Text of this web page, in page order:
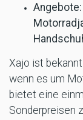
Xajo ist
wenn es um
bietet eine
Sonderpreisen